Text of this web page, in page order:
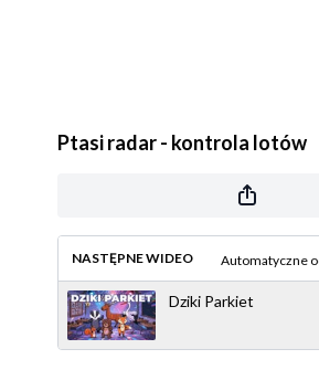
Ptasi radar - kontrola lotów
NASTĘPNE WIDEO Automatyczne
Dziki Parkiet